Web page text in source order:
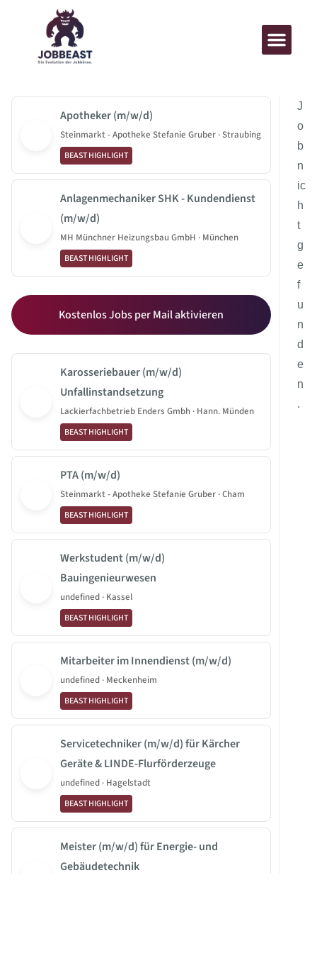
Apotheker (m/w/d)
Steinmarkt - Apotheke Stefanie Gruber · Straubing
BEAST HIGHLIGHT
Anlagenmechaniker SHK - Kundendienst
(m/w/d)
MH Münchner Heizungsbau GmbH · München
BEAST HIGHLIGHT
Kostenlos Jobs per Mail aktivieren
Karosseriebauer (m/w/d)
Unfallinstandsetzung
Lackierfachbetrieb Enders Gmbh · Hann. Münden
BEAST HIGHLIGHT
PTA (m/w/d)
Steinmarkt - Apotheke Stefanie Gruber · Cham
BEAST HIGHLIGHT
Werkstudent (m/w/d)
Bauingenieurwesen
undefined · Kassel
BEAST HIGHLIGHT
Mitarbeiter im Innendienst (m/w/d)
undefined · Meckenheim
BEAST HIGHLIGHT
Servicetechniker (m/w/d) für Kärcher
Geräte & LINDE-Flurförderzeuge
undefined · Hagelstadt
BEAST HIGHLIGHT
Meister (m/w/d) für Energie- und
Gebäudetechnik
J
o
b
n
ic
h
t
g
e
f
u
n
d
e
n
.